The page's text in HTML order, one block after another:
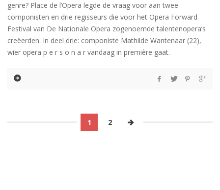
genre? Place de l’Opera legde de vraag voor aan twee
componisten en drie regisseurs die voor het Opera Forward
Festival van De Nationale Opera zogenoemde talentenopera’s
creëerden. In deel drie: componiste Mathilde Wantenaar (22),
wier opera p e r s o n a r vandaag in première gaat.
1 2